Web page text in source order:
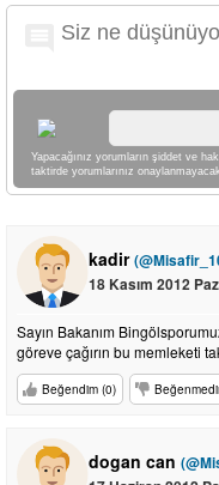
Yapacağınız yorumların şiddet ve
taktirde yorumlarınız
kadir
18 Kasım 2012
Sayın Bakanım
göreve çağırın bu memleketi
Beğendim (0)
dogan can